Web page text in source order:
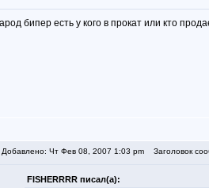
бипер есть у кого в прокат или кто
Добавлено: Чт Фев 08, 2007 1:03 pm Заголовок
FISHERRRR писал(а):